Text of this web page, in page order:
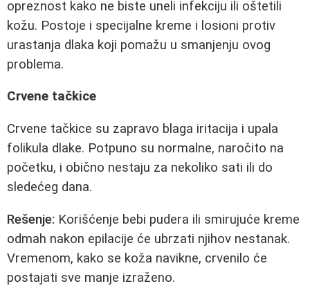
opreznost kako ne biste uneli infekciju ili oštetili
kožu. Postoje i specijalne kreme i losioni protiv
urastanja dlaka koji pomažu u smanjenju ovog
problema.
Crvene tačkice
Crvene tačkice su zapravo blaga iritacija i upala
folikula dlake. Potpuno su normalne, naročito na
početku, i obično nestaju za nekoliko sati ili do
sledećeg dana.
Rešenje: Korišćenje bebi pudera ili smirujuće kreme
odmah nakon epilacije će ubrzati njihov nestanak.
Vremenom, kako se koža navikne, crvenilo će
postajati sve manje izraženo.